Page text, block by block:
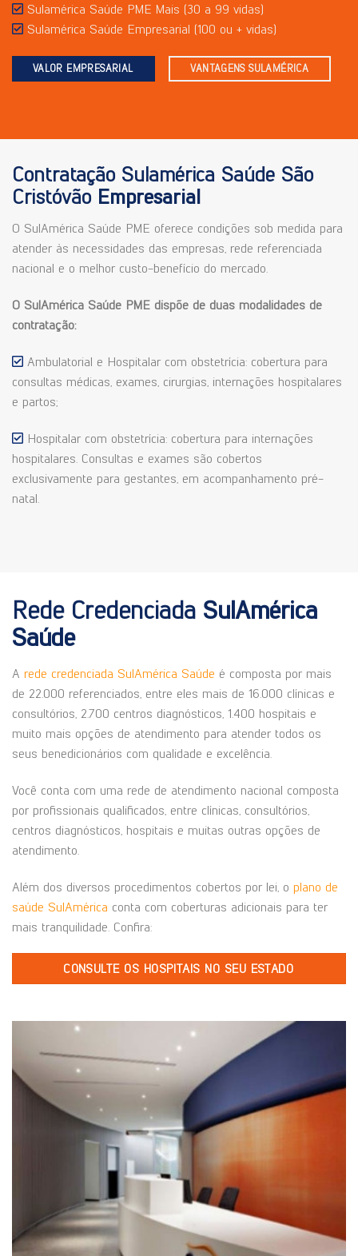
Sulamérica Saúde PME Mais (30 a 99 vidas)
Sulamérica Saúde Empresarial (100 ou + vidas)
VALOR EMPRESARIAL VANTAGENS SULAMÉRICA
Contratação Sulamérica Saúde São
Cristóvão Empresarial
O SulAmérica Saúde PME oferece condições sob medida para
atender às necessidades das empresas, rede referenciada
nacional e o melhor custo-benefício do mercado.
O SulAmérica Saúde PME dispõe de duas modalidades de
contratação:
Ambulatorial e Hospitalar com obstetrícia: cobertura para
consultas médicas, exames, cirurgias, internações hospitalares
e partos;
Hospitalar com obstetrícia: cobertura para internações
hospitalares. Consultas e exames são cobertos
exclusivamente para gestantes, em acompanhamento pré-
natal.
Rede Credenciada SulAmérica
Saúde
A rede credenciada SulAmérica Saúde é composta por mais
de 22.000 referenciados, entre eles mais de 16.000 clínicas e
consultórios, 2.700 centros diagnósticos, 1.400 hospitais e
muito mais opções de atendimento para atender todos os
seus benedicionários com qualidade e excelência.
Você conta com uma rede de atendimento nacional composta
por profissionais qualificados, entre clínicas, consultórios,
centros diagnósticos, hospitais e muitas outras opções de
atendimento.
Além dos diversos procedimentos cobertos por lei, o plano de
saúde SulAmérica conta com coberturas adicionais para ter
mais tranquilidade. Confira:
CONSULTE OS HOSPITAIS NO SEU ESTADO